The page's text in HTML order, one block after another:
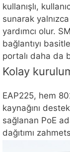
kullanışlı,
sunarak
yardımcı olur.
bağlantıyı
portalı daha da
Kolay
EAP225, hem
kaynağını
sağlanan PoE
dağıtımı